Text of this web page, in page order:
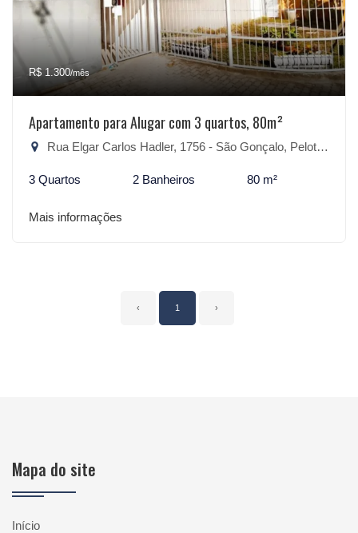
R$ 1.300/mês
Apartamento para Alugar com 3 quartos, 80m²
Rua Elgar Carlos Hadler, 1756 - São Gonçalo, Pelotas-RS
3 Quartos 2 Banheiros 80 m²
Mais informações
‹ 1 ›
Mapa do site
Início